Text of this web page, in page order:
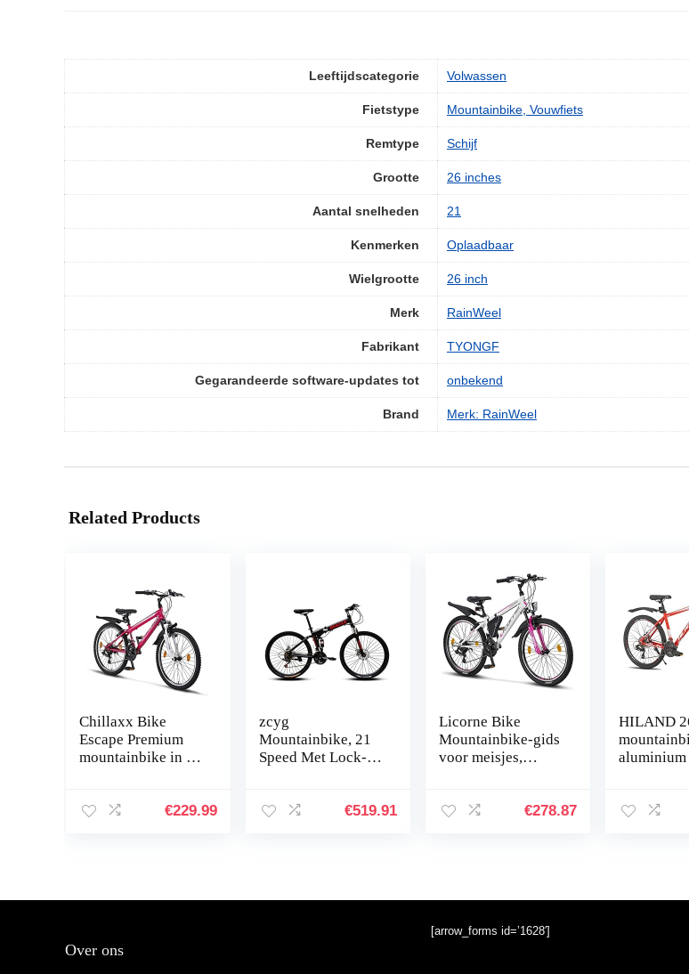
Leeftijdscategorie ‎Volwassen
Fietstype ‎Mountainbike, Vouwfiets
Remtype ‎Schijf
Grootte ‎26 inches
Aantal snelheden ‎21
Kenmerken ‎Oplaadbaar
Wielgrootte ‎26 inch
Merk ‎RainWeel
Fabrikant ‎TYONGF
Gegarandeerde software-updates tot ‎onbekend
Brand Merk: RainWeel
Related Products
Chillaxx Bike
Escape Premium
mountainbike in 24
jongens, heren en
€229.99
zcyg
Mountainbike, 21
Speed Met Lock-
Wielen
€519.91
Licorne Bike
Mountainbike-gids
voor meisjes,
schakeling met 21
€278.87
HILAND
aluminium
Shimano
Over ons
[arrow_forms id=’1628′]